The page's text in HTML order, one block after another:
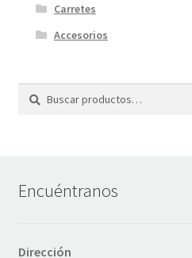
Carretes
Accesorios
Buscar
Buscar
Encuéntranos
Dirección